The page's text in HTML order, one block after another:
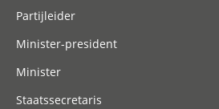
Partijleider
Minister-president
Minister
Staatssecretaris